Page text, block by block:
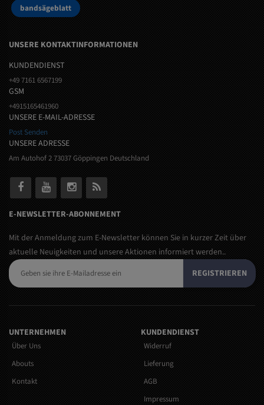
bandsägeblatt
UNSERE KONTAKTINFORMATIONEN
KUNDENDIENST
+49 7161 6567199
GSM
+4915165461960
UNSERE E-MAIL-ADRESSE
Post Senden
UNSERE ADRESSE
Am Autohof 2 73037 Göppingen Deutschland
E-NEWSLETTER-ABONNEMENT
Mit der Anmeldung zum E-Newsletter können Sie in kurzer Zeit über
aktuelle Neuigkeiten und unsere Aktionen informiert werden..
REGISTRIEREN
UNTERNEHMEN
Über Uns
Abouts
Kontakt
KUNDENDIENST
Widerruf
Lieferung
AGB
Impressum